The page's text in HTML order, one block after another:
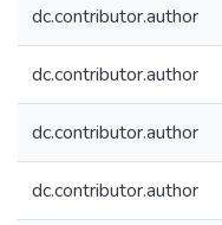
Contáctenos
dc.contributor.author
dc.contributor.author
dc.contributor.author
dc.contributor.author